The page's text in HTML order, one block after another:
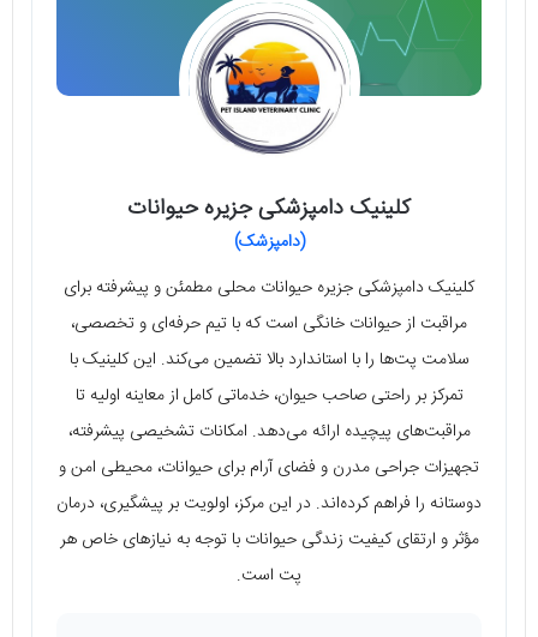
کلینیک دامپزشکی جزیره حیوانات
(دامپزشک)
کلینیک دامپزشکی جزیره حیوانات محلی مطمئن و پیشرفته برای
مراقبت از حیوانات خانگی است که با تیم حرفه‌ای و تخصصی،
سلامت پت‌ها را با استاندارد بالا تضمین می‌کند. این کلینیک با
تمرکز بر راحتی صاحب حیوان، خدماتی کامل از معاینه اولیه تا
مراقبت‌های پیچیده ارائه می‌دهد. امکانات تشخیصی پیشرفته،
تجهیزات جراحی مدرن و فضای آرام برای حیوانات، محیطی امن و
دوستانه را فراهم کرده‌اند. در این مرکز، اولویت بر پیشگیری، درمان
مؤثر و ارتقای کیفیت زندگی حیوانات با توجه به نیازهای خاص هر
پت است.